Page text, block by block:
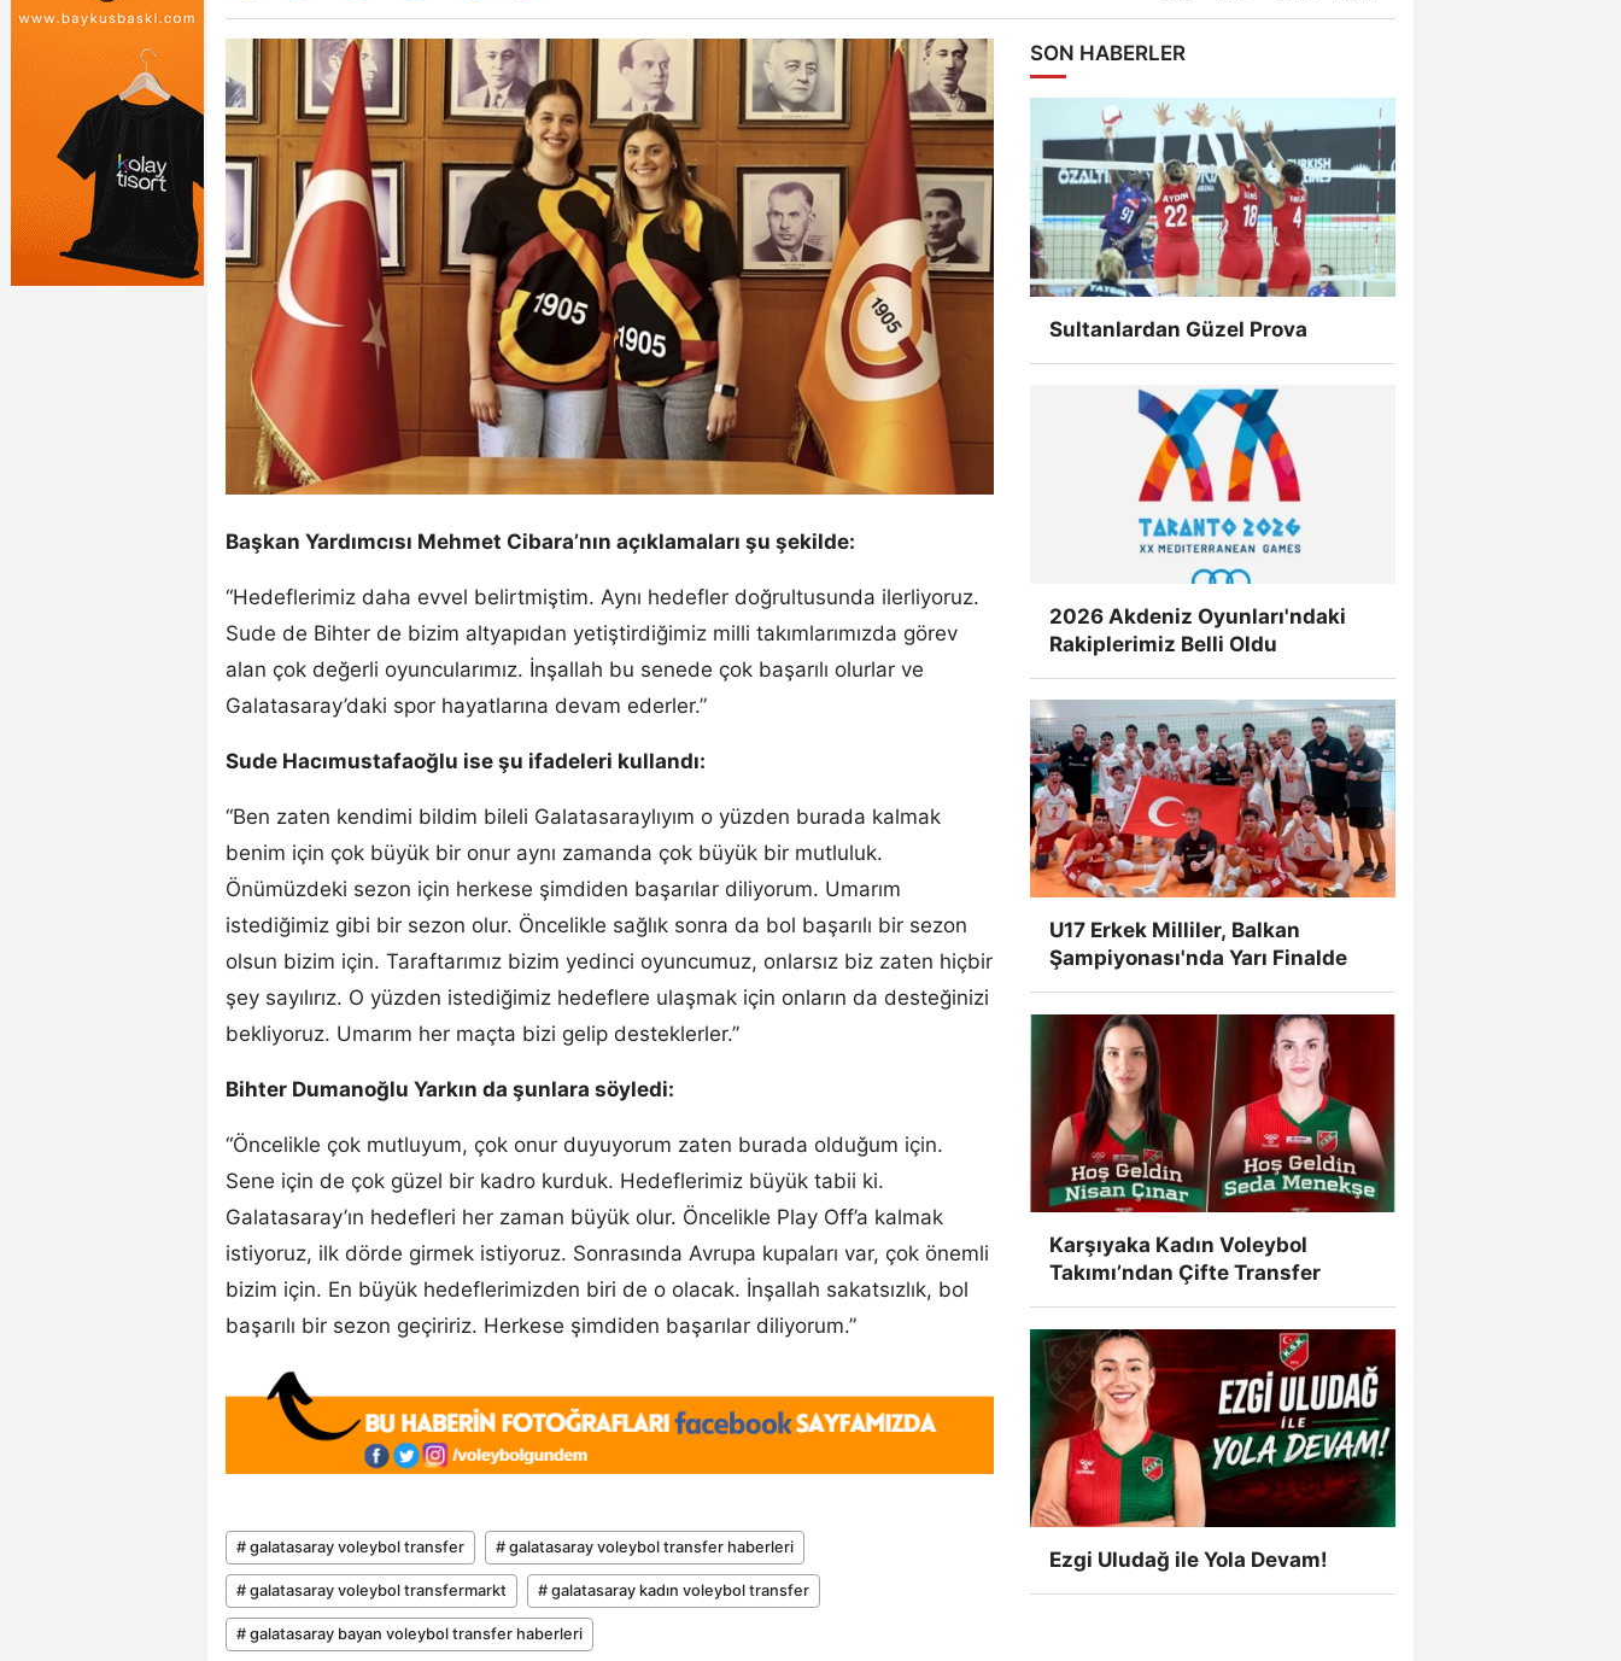
Başkan Yardımcısı Mehmet Cibara’nın açıklamaları şu şekilde:
“Hedeflerimiz daha evvel belirtmiştim. Aynı hedefler doğrultusunda ilerliyoruz.
Sude de Bihter de bizim altyapıdan yetiştirdiğimiz milli takımlarımızda görev
alan çok değerli oyuncularımız. İnşallah bu senede çok başarılı olurlar ve
Galatasaray’daki spor hayatlarına devam ederler.”
Sude Hacımustafaoğlu ise şu ifadeleri kullandı:
“Ben zaten kendimi bildim bileli Galatasaraylıyım o yüzden burada kalmak
benim için çok büyük bir onur aynı zamanda çok büyük bir mutluluk.
Önümüzdeki sezon için herkese şimdiden başarılar diliyorum. Umarım
istediğimiz gibi bir sezon olur. Öncelikle sağlık sonra da bol başarılı bir sezon
olsun bizim için. Taraftarımız bizim yedinci oyuncumuz, onlarsız biz zaten hiçbir
şey sayılırız. O yüzden istediğimiz hedeflere ulaşmak için onların da desteğinizi
bekliyoruz. Umarım her maçta bizi gelip desteklerler.”
Bihter Dumanoğlu Yarkın da şunlara söyledi:
“Öncelikle çok mutluyum, çok onur duyuyorum zaten burada olduğum için.
Sene için de çok güzel bir kadro kurduk. Hedeflerimiz büyük tabii ki.
Galatasaray’ın hedefleri her zaman büyük olur. Öncelikle Play Off’a kalmak
istiyoruz, ilk dörde girmek istiyoruz. Sonrasında Avrupa kupaları var, çok önemli
bizim için. En büyük hedeflerimizden biri de o olacak. İnşallah sakatsızlık, bol
başarılı bir sezon geçiririz. Herkese şimdiden başarılar diliyorum.”
# galatasaray voleybol transfer # galatasaray voleybol transfer haberleri
# galatasaray voleybol transfermarkt # galatasaray kadın voleybol transfer
# galatasaray bayan voleybol transfer haberleri
SON HABERLER
Sultanlardan Güzel Prova
2026 Akdeniz Oyunları'ndaki
Rakiplerimiz Belli Oldu
U17 Erkek Milliler, Balkan
Şampiyonası'nda Yarı Finalde
Karşıyaka Kadın Voleybol
Takımı’ndan Çifte Transfer
Ezgi Uludağ ile Yola Devam!